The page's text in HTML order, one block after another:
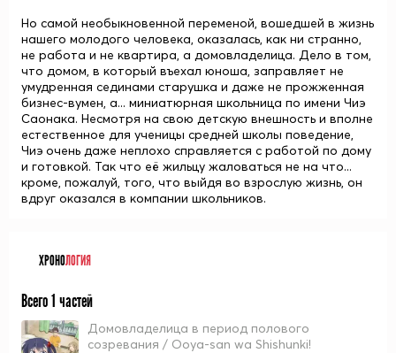
Но самой необыкновенной переменой, вошедшей в жизнь
нашего молодого человека, оказалась, как ни странно,
не работа и не квартира, а домовладелица. Дело в том,
что домом, в который въехал юноша, заправляет не
умудренная сединами старушка и даже не прожженная
бизнес-вумен, а... миниатюрная школьница по имени Чиэ
Саонака. Несмотря на свою детскую внешность и вполне
естественное для ученицы средней школы поведение,
Чиэ очень даже неплохо справляется с работой по дому
и готовкой. Так что её жильцу жаловаться не на что...
кроме, пожалуй, того, что выйдя во взрослую жизнь, он
вдруг оказался в компании школьников.
ХРОНОЛОГИЯ
Всего 1 частей
Домовладелица в период полового
созревания / Ooya-san wa Shishunki!